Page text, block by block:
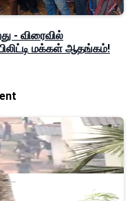
- விரைவில்
மக்கள் ஆதங்கம்!